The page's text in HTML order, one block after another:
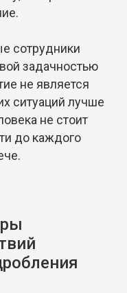
сотрудники
задачностью
не является
ситуаций лучше
не стоит
до каждого